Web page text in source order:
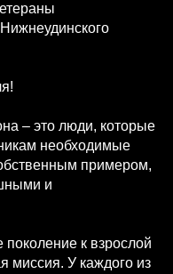
– это люди, которые
необходимые
примером,
и
к взрослой
миссия. У каждого из